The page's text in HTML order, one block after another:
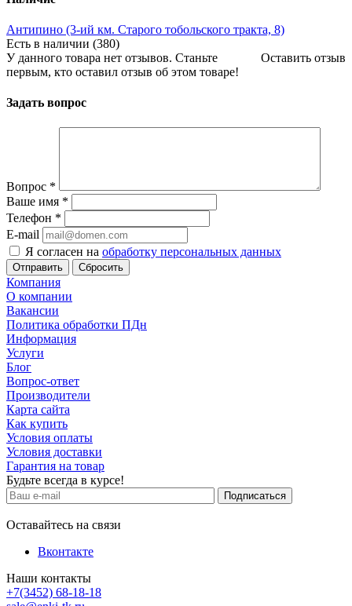
Антипино (3-ий км. Старого тобольского тракта, 8)
Есть в наличии (380)
Оставить отзыв
У данного товара нет отзывов. Станьте
первым, кто оставил отзыв об этом товаре!
Задать вопрос
Вопрос *
Ваше имя *
Телефон *
E-mail
Я согласен на обработку персональных данных
Сбросить
Компания
О компании
Вакансии
Политика обработки ПДн
Информация
Услуги
Блог
Вопрос-ответ
Производители
Карта сайта
Как купить
Условия оплаты
Условия доставки
Гарантия на товар
Будьте всегда в курсе!
Оставайтесь на связи
Вконтакте
Наши контакты
+7(3452) 68-18-18